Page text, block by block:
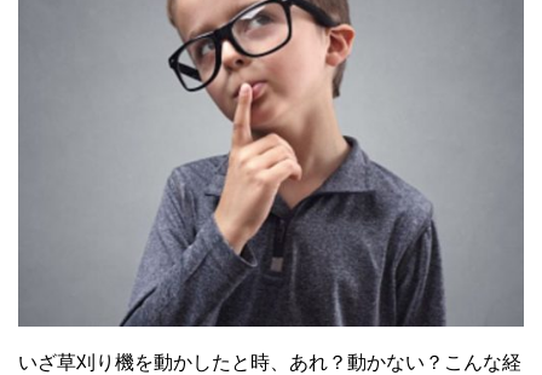
いざ草刈り機を動かしたと時、あれ？動かない？こんな経